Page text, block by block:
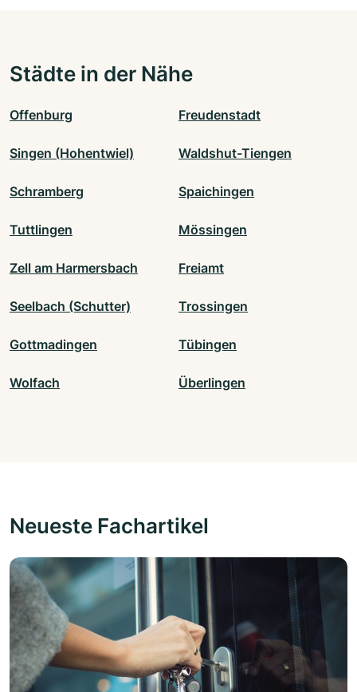
Städte in der Nähe
Offenburg Freudenstadt
Singen (Hohentwiel) Waldshut-Tiengen
Schramberg Spaichingen
Tuttlingen Mössingen
Zell am Harmersbach Freiamt
Seelbach (Schutter) Trossingen
Gottmadingen Tübingen
Wolfach Überlingen
Neueste Fachartikel